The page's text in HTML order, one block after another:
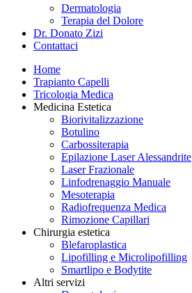
Dermatologia
Terapia del Dolore
Dr. Donato Zizi
Contattaci
Home
Trapianto Capelli
Tricologia Medica
Medicina Estetica
Biorivitalizzazione
Botulino
Carbossiterapia
Epilazione Laser Alessandrite
Laser Frazionale
Linfodrenaggio Manuale
Mesoterapia
Radiofrequenza Medica
Rimozione Capillari
Chirurgia estetica
Blefaroplastica
Lipofilling e Microlipofilling
Smartlipo e Bodytite
Altri servizi